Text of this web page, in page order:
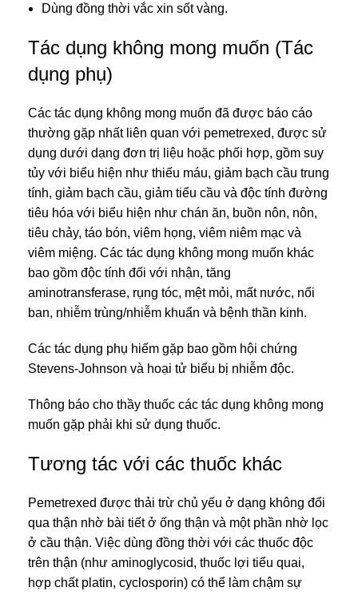
Dùng đồng thời vắc xin sốt vàng.
Tác dụng không mong muốn (Tác
dụng phụ)
Các tác dụng không mong muốn đã được báo cáo
thường gặp nhất liên quan với pemetrexed, được sử
dụng dưới dạng đơn trị liệu hoặc phối hợp, gồm suy
tủy với biểu hiện như thiếu máu, giảm bạch cầu trung
tính, giảm bạch cầu, giảm tiểu cầu và độc tính đường
tiêu hóa với biểu hiện như chán ăn, buồn nôn, nôn,
tiêu chảy, táo bón, viêm họng, viêm niêm mạc và
viêm miệng. Các tác dụng không mong muốn khác
bao gồm độc tính đối với nhận, tăng
aminotransferase, rụng tóc, mệt mỏi, mất nước, nổi
ban, nhiễm trùng/nhiễm khuẩn và bệnh thần kinh.
Các tác dụng phụ hiếm gặp bao gồm hội chứng
Stevens-Johnson và hoại tử biểu bị nhiễm độc.
Thông báo cho thầy thuốc các tác dụng không mong
muốn gặp phải khi sử dụng thuốc.
Tương tác với các thuốc khác
Pemetrexed được thải trừ chủ yếu ở dạng không đổi
qua thận nhờ bài tiết ở ống thận và một phần nhờ lọc
ở cầu thận. Việc dùng đồng thời với các thuốc độc
trên thận (như aminoglycosid, thuốc lợi tiểu quai,
hợp chất platin, cyclosporin) có thể làm chậm sự